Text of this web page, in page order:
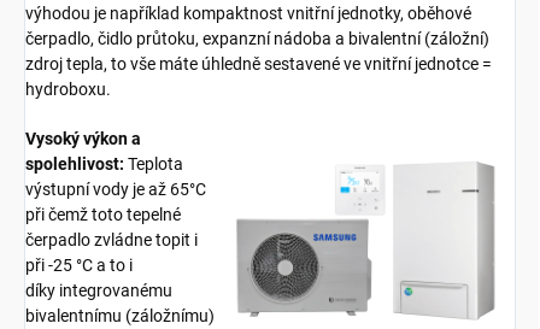
výhodou je například kompaktnost vnitřní jednotky, oběhové
čerpadlo, čidlo průtoku, expanzní nádoba a bivalentní (záložní)
zdroj tepla, to vše máte úhledně sestavené ve vnitřní jednotce =
hydroboxu.
Vysoký výkon a
spolehlivost: Teplota
výstupní vody je až 65°C
při čemž toto tepelné
čerpadlo zvládne topit i
při -25 °C a to i
díky integrovanému
bivalentnímu (záložnímu)